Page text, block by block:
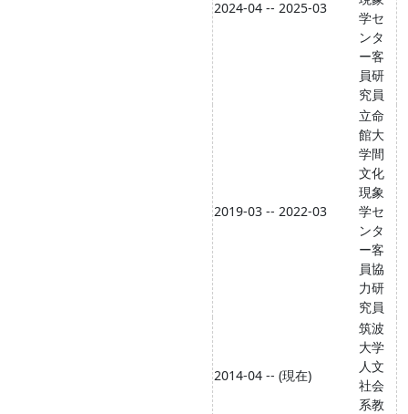
2024-04 -- 2025-03
学セ
ンタ
ー客
員研
究員
2019-03 -- 2022-03
立命
館大
学間
文化
現象
学セ
ンタ
ー客
員協
力研
究員
2014-04 -- (現在)
筑波
大学
人文
社会
系教